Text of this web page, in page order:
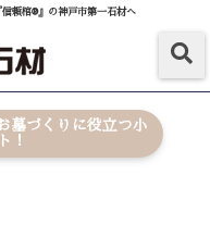
頼棺®』の神戸市第一石材へ
墓づくりに役立つ小
！